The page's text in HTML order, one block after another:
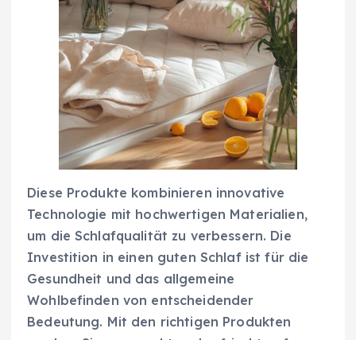
Diese Produkte kombinieren innovative
Technologie mit hochwertigen Materialien,
um die Schlafqualität zu verbessern. Die
Investition in einen guten Schlaf ist für die
Gesundheit und das allgemeine
Wohlbefinden von entscheidender
Bedeutung. Mit den richtigen Produkten